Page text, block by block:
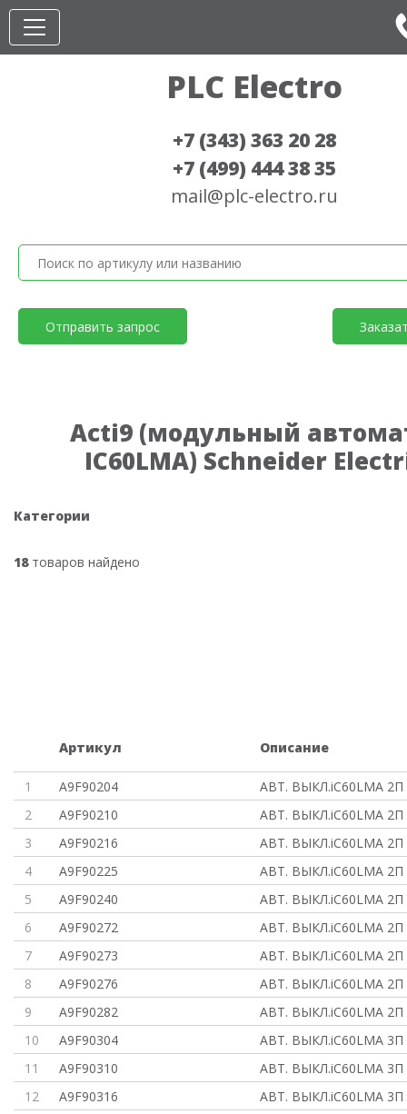
PLC Electro
+7 (343) 363 20 28
+7 (499) 444 38 35
mail@plc-electro.ru
Отправить запрос
Acti9 (модульный
IC60LMA) Schneider
Категории
18товаров найдено
Артикул Описание
1 A9F90204
АВТ. ВЫКЛ.iC60LMA 2П
2
A9F90210
АВТ. ВЫКЛ.iC60LMA 2П
3
A9F90216
АВТ. ВЫКЛ.iC60LMA 2П
4
A9F90225
АВТ. ВЫКЛ.iC60LMA 2П
5
A9F90240
АВТ. ВЫКЛ.iC60LMA 2П
6
A9F90272
АВТ. ВЫКЛ.iC60LMA 2П
7
A9F90273
АВТ. ВЫКЛ.iC60LMA 2П
8
A9F90276
АВТ. ВЫКЛ.iC60LMA 2П
9
A9F90282
АВТ. ВЫКЛ.iC60LMA 2П
10
A9F90304
АВТ. ВЫКЛ.iC60LMA 3П
11
A9F90310
АВТ. ВЫКЛ.iC60LMA 3П
12
A9F90316
АВТ. ВЫКЛ.iC60LMA 3П